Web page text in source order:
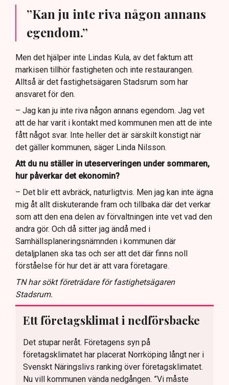
”Kan ju inte riva någon annans
egendom.”
Men det hjälper inte Lindas Kula, av det faktum att
markisen tillhör fastigheten och inte restaurangen.
Alltså är det fastighetsägaren Stadsrum som har
ansvaret för den.
– Jag kan ju inte riva någon annans egendom. Jag vet
att de har varit i kontakt med kommunen men att de inte
fått något svar. Inte heller det är särskilt konstigt när
det gäller kommunen, säger Linda Nilsson.
Att du nu ställer in uteserveringen under sommaren,
hur påverkar det ekonomin?
– Det blir ett avbräck, naturligtvis. Men jag kan inte ägna
mig åt allt diskuterande fram och tillbaka där det verkar
som att den ena delen av förvaltningen inte vet vad den
andra gör. Och då sitter jag ändå med i
Samhällsplaneringsnämnden i kommunen där
detaljplanen ska tas och ser att det där finns noll
förståelse för hur det är att vara företagare.
TN har sökt företrädare för fastighetsägaren
Stadsrum.
Ett företagsklimat i nedförsbacke
Det stupar neråt. Företagens syn på
företagsklimatet har placerat Norrköping långt ner i
Svenskt Näringslivs ranking över företagsklimatet.
Nu vill kommunen vända nedgången. ”Vi måste